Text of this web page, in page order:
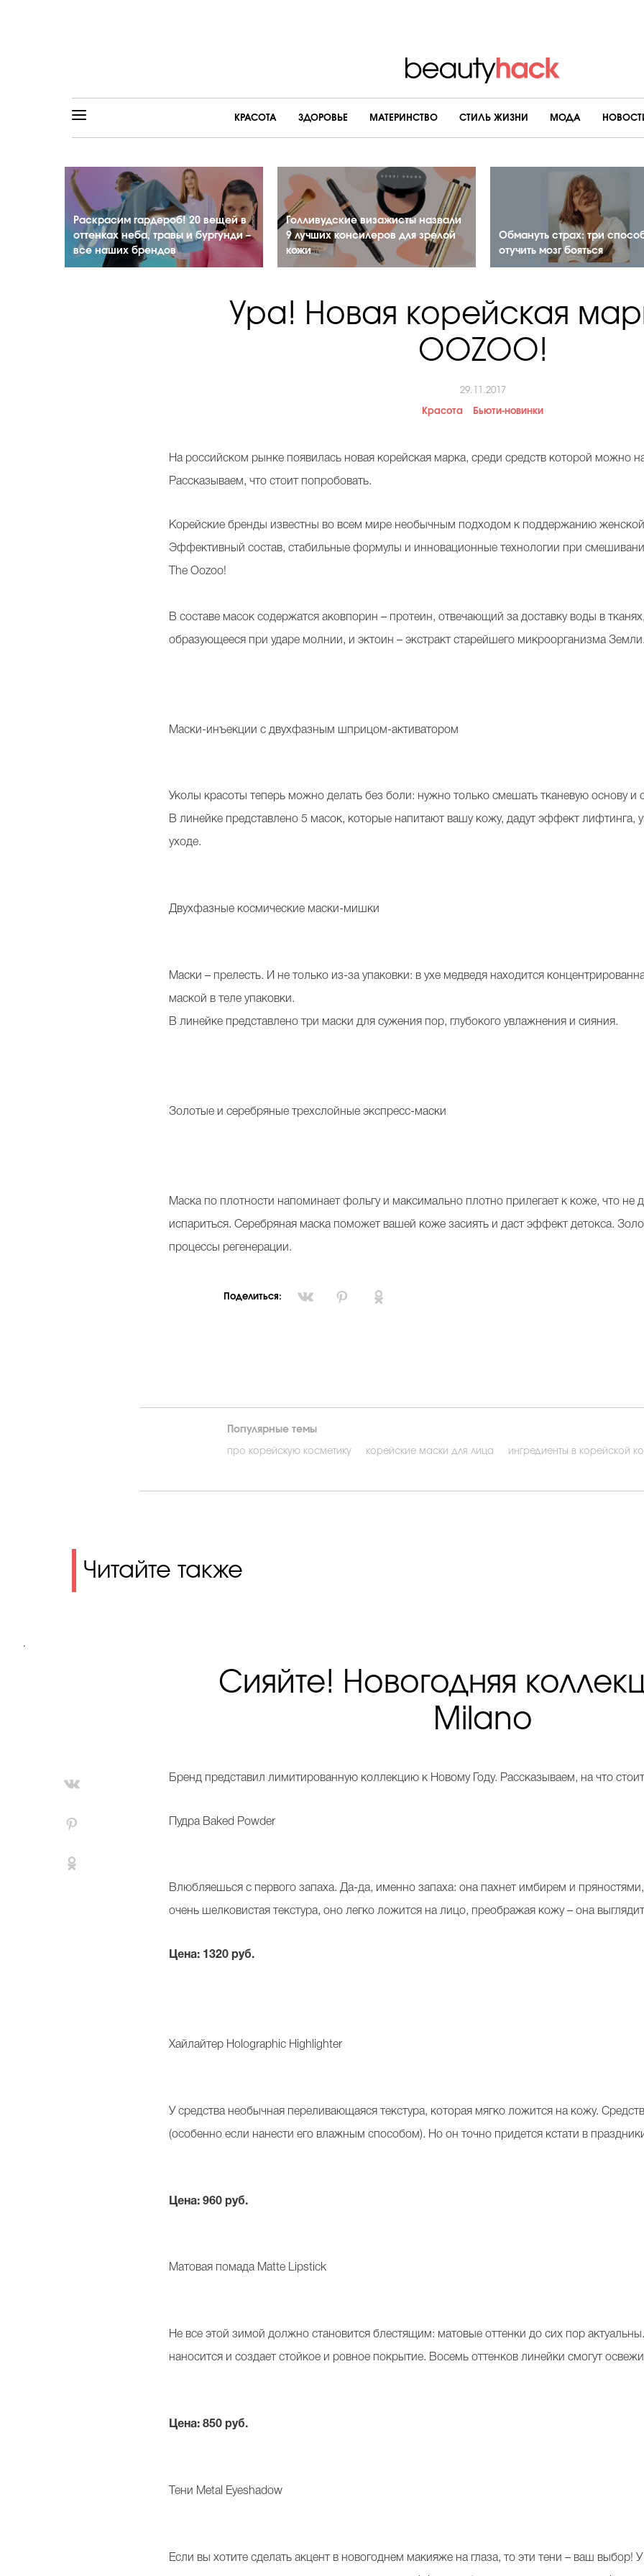
КРАСОТА ЗДОРОВЬЕ МАТЕРИНСТВО CТИЛЬ ЖИЗНИ МОДА
Раскрасим гардероб! 20 вещей в
оттенках неба, травы и бургунди –
все наших брендов
Голливудские визажисты назвали
9 лучших консилеров для зрелой
кожи
Обмануть страх: три
отучить мозг бояться
Ура! Новая корейская
OOZOO!
29.11.2017
Красота Бьюти-новинки
На российском рынке появилась новая корейская марка, среди средств которой можно
Рассказываем, что стоит попробовать.
Корейские бренды известны во всем мире необычным подходом к поддержанию
Эффективный состав, стабильные формулы и инновационные технологии при
The Oozoo!
В составе масок содержатся аковпорин – протеин, отвечающий за доставку воды в
образующееся при ударе молнии, и эктоин – экстракт старейшего микроорганизма Земли.
Маски-инъекции с двухфазным шприцом-активатором
Уколы красоты теперь можно делать без боли: нужно только смешать тканевую основу
В линейке представлено 5 масок, которые напитают вашу кожу, дадут эффект лифтинга,
уходе.
Двухфазные космические маски-мишки
Маски – прелесть. И не только из-за упаковки: в ухе медведя находится
маской в теле упаковки.
В линейке представлено три маски для сужения пор, глубокого увлажнения и сияния.
Золотые и серебряные трехслойные экспресс-маски
Маска по плотности напоминает фольгу и максимально плотно прилегает к коже, что не
испариться. Серебряная маска поможет вашей коже засиять и даст эффект детокса.
процессы регенерации.
Поделиться:
Популярные темы
про корейскую косметику корейские маски для лица ингредиенты в корейской
Читайте также
.
Сияйте! Новогодняя
Milano
Бренд представил лимитированную коллекцию к Новому Году. Рассказываем, на что
Пудра Baked Powder
Влюбляешься с первого запаха. Да-да, именно запаха: она пахнет имбирем и
очень шелковистая текстура, оно легко ложится на лицо, преображая кожу – она
Цена: 1320 руб.
Хайлайтер Holographic Highlighter
У средства необычная переливающаяся текстура, которая мягко ложится на кожу.
(особенно если нанести его влажным способом). Но он точно придется кстати в
Цена: 960 руб.
Матовая помада Matte Lipstick
Не все этой зимой должно становится блестящим: матовые оттенки до сих пор
наносится и создает стойкое и ровное покрытие. Восемь оттенков линейки смогут
Цена: 850 руб.
Тени Metal Eyeshadow
Если вы хотите сделать акцент в новогоднем макияже на глаза, то эти тени – ваш выбор!